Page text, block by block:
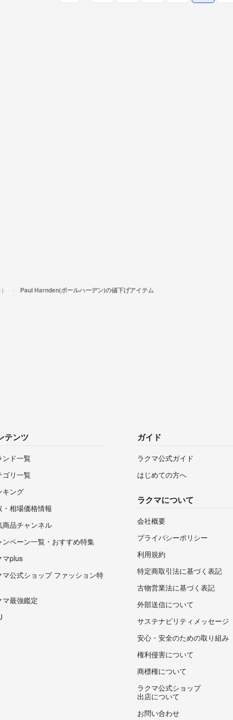
Paul Harnden(ポールハーデン)の値下げアイテム
テンツ
ンド一覧
ゴリ一覧
キング
・相場価格情報
商品チャンネル
ンペーン一覧・おすすめ特集
マplus
マ公式ショップ ファッション特
マ最強鑑定
ガイド
ラクマ公式ガイド
はじめての方へ
ラクマについて
会社概要
プライバシーポリシー
利用規約
特定商取引法に基づく表記
古物営業法に基づく表記
外部送信について
サステナビリティメッセージ
安心・安全のための取り組み
権利侵害について
商標権について
ラクマ公式ショップ
出店について
お問い合わせ